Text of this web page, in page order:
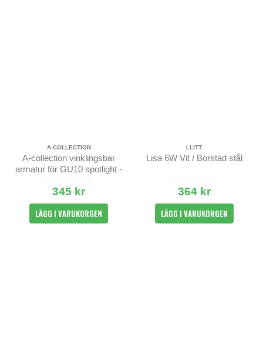
A-COLLECTION
A-collection vinklingsbar
armatur för GU10 spotlight -
Vit - IP44
345 kr
LÄGG I VARUKORGEN
LLITT
Lisa 6W Vit / Borstad stål
364 kr
LÄGG I VARUKORGEN